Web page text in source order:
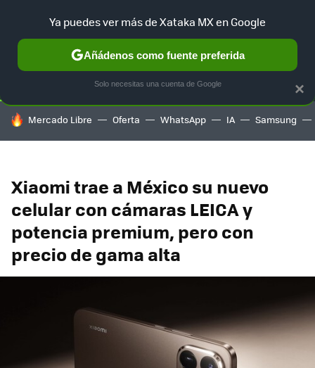
SELECCIÓN GAMING HOME AUTO TERRITORIO
HOY SE HABLA DE
Mercado Libre Oferta WhatsApp IA Samsung
Xiaomi trae a México su nuevo
celular con cámaras LEICA y
potencia premium, pero con
precio de gama alta
×
Ya puedes ver más de Xataka MX en Google
Añádenos como fuente preferida
Solo necesitas una cuenta de Google